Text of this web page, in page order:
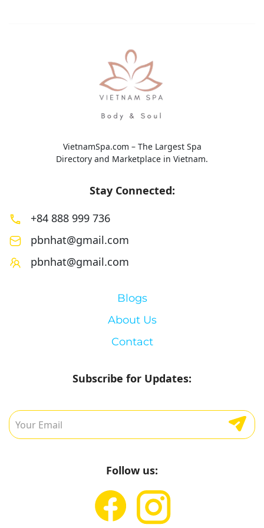
VietnamSpa.com – The Largest Spa
Directory and Marketplace in Vietnam.
Stay Connected:
+84 888 999 736
pbnhat@gmail.com
pbnhat@gmail.com
Blogs
About Us
Contact
Subscribe for Updates:
Follow us: